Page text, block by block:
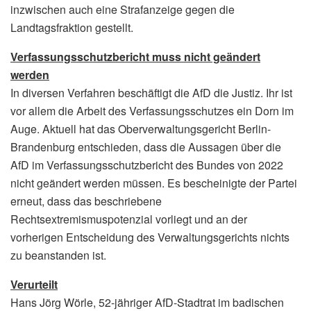
inzwischen auch eine Strafanzeige gegen die
Landtagsfraktion gestellt.
Verfassungsschutzbericht muss nicht geändert
werden
In diversen Verfahren beschäftigt die AfD die Justiz. Ihr ist
vor allem die Arbeit des Verfassungsschutzes ein Dorn im
Auge. Aktuell hat das Oberverwaltungsgericht Berlin-
Brandenburg entschieden, dass die Aussagen über die
AfD im Verfassungsschutzbericht des Bundes von 2022
nicht geändert werden müssen. Es bescheinigte der Partei
erneut, dass das beschriebene
Rechtsextremismuspotenzial vorliegt und an der
vorherigen Entscheidung des Verwaltungsgerichts nichts
zu beanstanden ist.
Verurteilt
Hans Jörg Wörle, 52-jähriger AfD-Stadtrat im badischen